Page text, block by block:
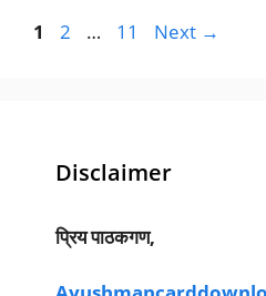
Page
1 Page
2 … Page
11 Next →
Disclaimer
प्रिय पाठकगण,